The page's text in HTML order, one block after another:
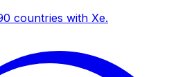
countries with Xe.